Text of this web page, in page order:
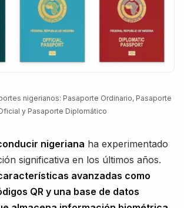
nigerianos: Pasaporte Ordinario, Pasaporte
y Pasaporte Diplomático
nigeriana ha experimentado
significativa en los últimos años.
avanzadas como
QR y una base de datos